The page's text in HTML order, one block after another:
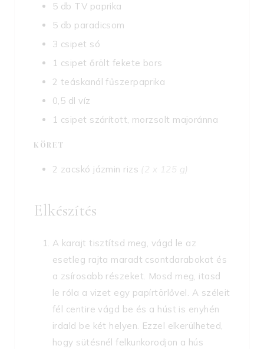
5 db TV paprika
5 db paradicsom
3 csipet só
1 csipet őrölt fekete bors
2 teáskanál fűszerpaprika
0,5 dl víz
1 csipet szárított, morzsolt majoránna
KÖRET
2 zacskó jázmin rizs (2 x 125 g)
Elkészítés
A karajt tisztítsd meg, vágd le az
esetleg rajta maradt csontdarabokat és
a zsírosabb részeket. Mosd meg, itasd
le róla a vizet egy papírtörlővel. A széleit
fél centire vágd be és a húst is enyhén
irdald be két helyen. Ezzel elkerülheted,
hogy sütésnél felkunkorodjon a hús